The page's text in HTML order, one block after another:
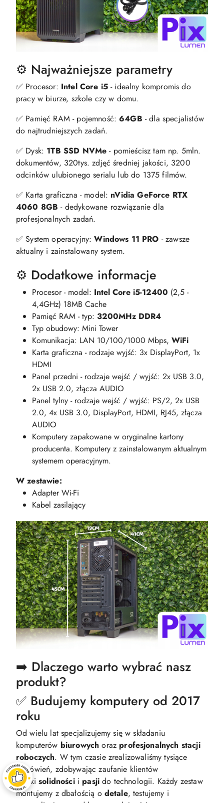
⚙️ Najważniejsze parametry
✅ Procesor: Intel Core i5 - idealny kompromis do
pracy w biurze, szkole czy w domu.
✅ Pamięć RAM - pojemność:64GB - dla specjalistów
do najtrudniejszych zadań.
✅ Dysk: 1TB SSD NVMe - pomieścisz tam np. 5mln.
dokumentów, 320tys. zdjęć średniej jakości, 3200
odcinków ulubionego serialu lub do 1375 filmów.
✅ Karta graficzna - model: nVidia GeForce RTX
4060 8GB- dedykowane rozwiązanie dla
profesjonalnych zadań.
✅ System operacyjny:Windows 11 PRO - zawsze
aktualny i zainstalowany system.
⚙️ Dodatkowe informacje
Procesor - model: Intel Core i5-12400 (2,5 -
4,4GHz) 18MB Cache
Pamięć RAM - typ: 3200MHz DDR4
Typ obudowy: Mini Tower
Komunikacja: LAN 10/100/1000 Mbps, WiFi
Karta graficzna - rodzaje wyjść: 3x DisplayPort, 1x
HDMI
Panel przedni - rodzaje wejść / wyjść: 2x USB 3.0,
2x USB 2.0, złącza AUDIO
Panel tylny - rodzaje wejść / wyjść: PS/2, 2x USB
2.0, 4x USB 3.0, DisplayPort, HDMI, RJ45, złącza
AUDIO
Komputery zapakowane w oryginalne kartony
producenta. Komputery z zainstalowanym aktualnym
systemem operacyjnym.
W zestawie:
Adapter Wi-Fi
Kabel zasilający
➡️ Dlaczego warto wybrać nasz
produkt?
✅ Budujemy komputery od 2017
roku
Od wielu lat specjalizujemy się w składaniu
komputerów biurowych oraz profesjonalnych stacji
roboczych. W tym czasie zrealizowaliśmy tysiące
zamówień, zdobywając zaufanie klientów
dziękisolidnościi pasji do technologii. Każdy zestaw
montujemy z dbałością o detale, testujemy i